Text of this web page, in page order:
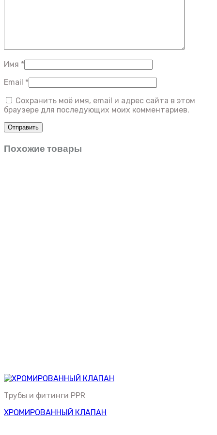
Имя *
Email *
Сохранить моё имя, email и адрес сайта в этом
браузере для последующих моих комментариев.
Похожие товары
Трубы и фитинги PPR
ХРОМИРОВАННЫЙ КЛАПАН